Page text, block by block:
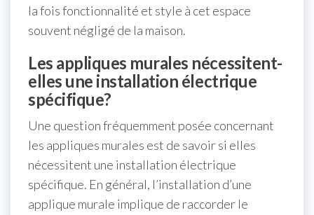
la fois fonctionnalité et style à cet espace
souvent négligé de la maison.
Les appliques murales nécessitent-
elles une installation électrique
spécifique?
Une question fréquemment posée concernant
les appliques murales est de savoir si elles
nécessitent une installation électrique
spécifique. En général, l’installation d’une
applique murale implique de raccorder le